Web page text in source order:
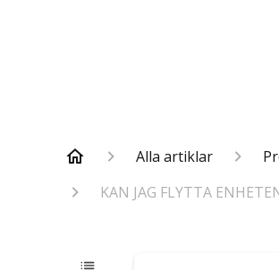
Alla artiklar
KAN JAG FLYTTA